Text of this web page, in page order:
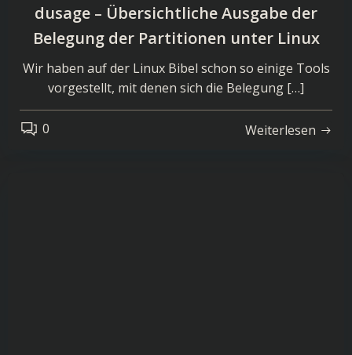
dusage – Übersichtliche Ausgabe der
Belegung der Partitionen unter Linux
Wir haben auf der Linux Bibel schon so einige Tools
vorgestellt, mit denen sich die Belegung […]
0 Weiterlesen